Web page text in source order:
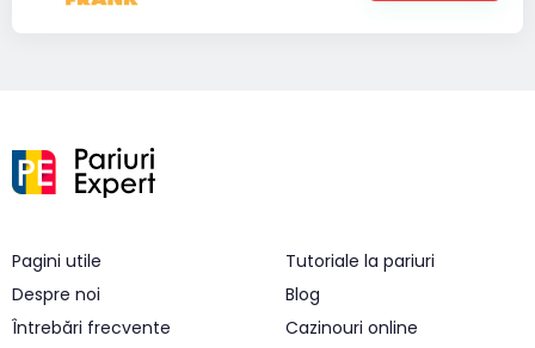
Pagini utile
Despre noi
Întrebări frecvente
Tutoriale la pariuri
Blog
Cazinouri online